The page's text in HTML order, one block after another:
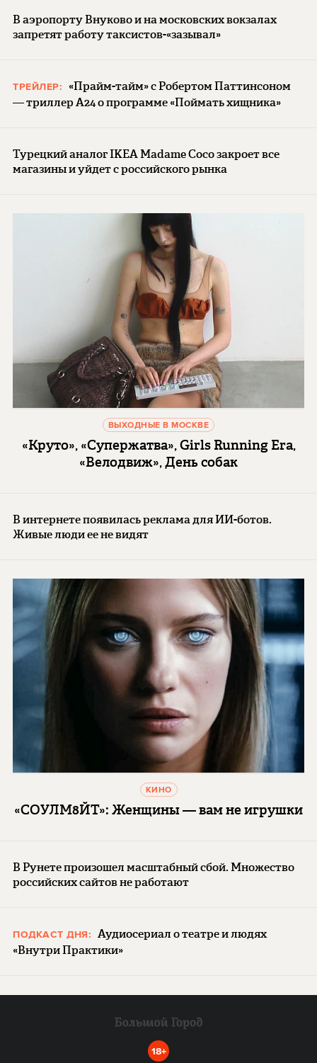
В аэропорту Внуково и на московских вокзалах
запретят работу таксистов-«зазывал»
ТРЕЙЛЕР:
«Прайм-тайм» с Робертом Паттинсоном
— триллер A24 о программе «Поймать хищника»
Турецкий аналог IKEA Madame Coco закроет все
магазины и уйдет с российского рынка
ВЫХОДНЫЕ В МОСКВЕ
«Круто», «Супержатва», Girls Running Era,
«Велодвиж», День собак
В интернете появилась реклама для ИИ-ботов.
Живые люди ее не видят
КИНО
«СОУЛМ8ЙТ»: Женщины — вам не игрушки
В Рунете произошел масштабный сбой. Множество
российских сайтов не работают
ПОДКАСТ ДНЯ: Аудиосериал о театре и людях
«Внутри Практики»
18+